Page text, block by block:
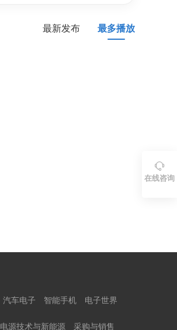
最新发布 最多播放
汽车电子 智能手机 电子世界
电源技术与新能源 采购与销售

在线咨询